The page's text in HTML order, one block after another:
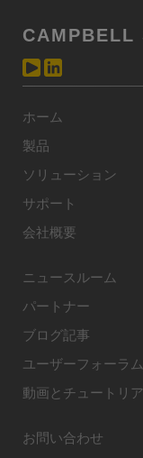
CAMPBELL
ホーム
製品
ソリューション
サポート
会社概要
ニュースルーム
パートナー
ブログ記事
ユーザーフォーラム
動画とチュートリ
お問い合わせ